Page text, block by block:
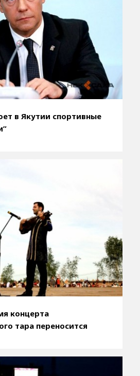
в Якутии спортивные
концерта
тара переносится